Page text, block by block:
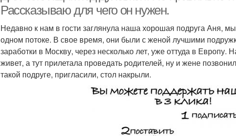
Рассказываю для чего он нужен.
Недавно к нам в гости заглянула наша хорошая подруга Аня,
одном потоке. В свое время, они были с женой лучшими
заработки в Москву, через несколько лет, уже оттуда в
живет, а тут прилетала проведать родителей, ну и жене
такой подруге, пригласили, стол накрыли.